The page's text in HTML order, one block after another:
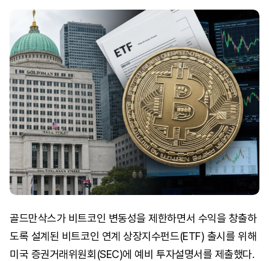
골드만삭스가 비트코인 변동성을 제한하면서 수익을 창출하
도록 설계된 비트코인 연계 상장지수펀드(ETF) 출시를 위해
미국 증권거래위원회(SEC)에 예비 투자설명서를 제출했다.